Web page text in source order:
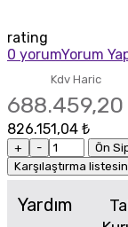
rating
0 yorumYorum
Kdv Haric
688.459,20
826.151,04 ₺
+ - Ön
Karşılaştırma
Yardım